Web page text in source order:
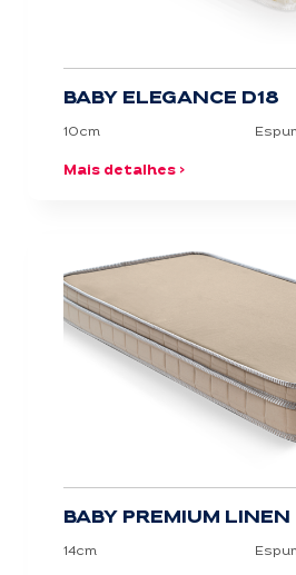
BABY ELEGANCE D18
10cm
Mais detalhes >
BABY PREMIUM LINEN
14cm